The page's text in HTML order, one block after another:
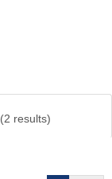
(2 results)